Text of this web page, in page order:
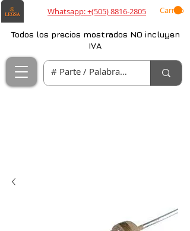
Whatsapp: +(505) 8816-2805 Carrito
Todos los precios mostrados NO incluyen
IVA